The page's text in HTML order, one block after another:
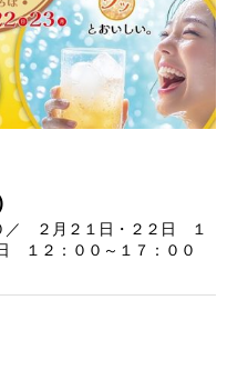
／ ２月２１日・２２日 １
１２：００～１７：００